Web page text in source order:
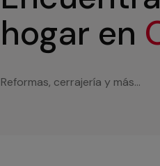
hogar en
Reformas, cerrajería y más...